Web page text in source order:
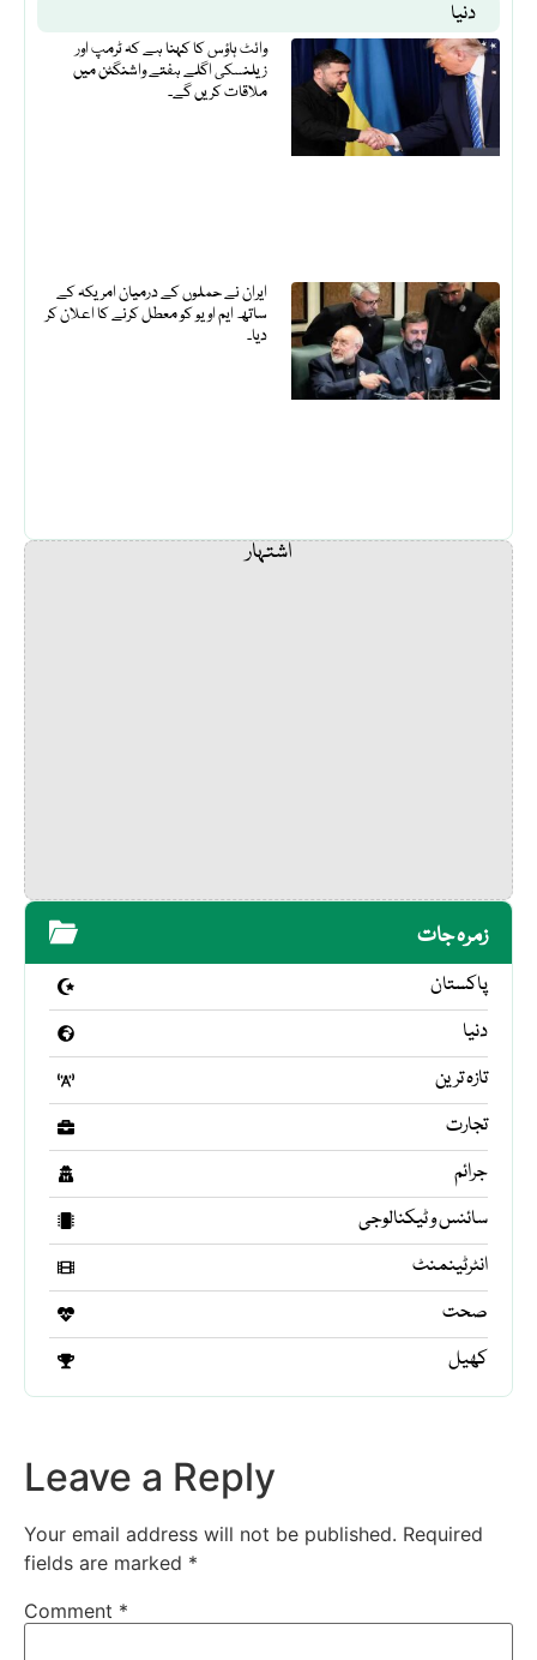
دنیا
وائٹ ہاؤس کا کہنا ہے کہ ٹرمپ اور
زیلنسکی اگلے ہفتے واشنگٹن میں
ملاقات کریں گے۔
ایران نے حملوں کے درمیان امریکہ کے
ساتھ ایم او یو کو معطل کرنے کا اعلان کر
دیا۔
اشتہار
زمرہ جات
پاکستان
دنیا
تازہ ترین
تجارت
جرائم
سائنس و ٹیکنالوجی
انٹرٹینمنٹ
صحت
کھیل
Leave a Reply
Your email address will not be published. Required
fields are marked *
Comment *